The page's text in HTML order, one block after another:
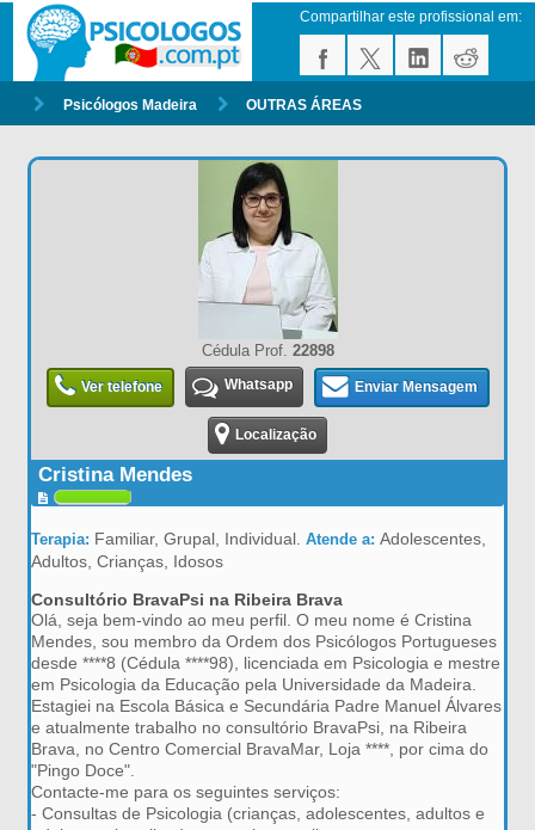
Compartilhar este profissional em:
Psicólogos Madeira OUTRAS ÁREAS
Cédula Prof. 22898
Ver telefone Whatsapp Enviar Mensagem
Localização
Cristina Mendes
Terapia: Familiar, Grupal, Individual.Atende a:Adolescentes,
Adultos, Crianças, Idosos
Consultório BravaPsi na Ribeira Brava
Olá, seja bem-vindo ao meu perfil. O meu nome é Cristina
Mendes, sou membro da Ordem dos Psicólogos Portugueses
desde ****8 (Cédula ****98), licenciada em Psicologia e mestre
em Psicologia da Educação pela Universidade da Madeira.
Estagiei na Escola Básica e Secundária Padre Manuel Álvares
e atualmente trabalho no consultório BravaPsi, na Ribeira
Brava, no Centro Comercial BravaMar, Loja ****, por cima do
"Pingo Doce".
Contacte-me para os seguintes serviços:
- Consultas de Psicologia (crianças, adolescentes, adultos e